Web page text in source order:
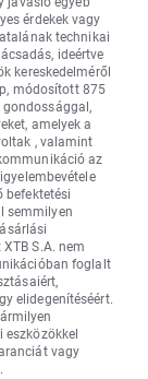
érdekek vagy
technikai
ideértve
kereskedelméről
módosított 875
amelyek a
, valamint
az
befektetési
semmilyen
S.A. nem
foglalt
elidegenítéséért.
vagy